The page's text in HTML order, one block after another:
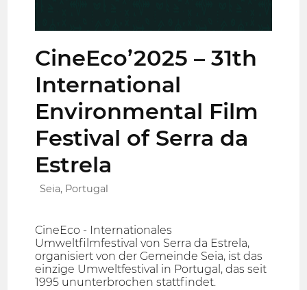
CineEco’2025 – 31th
International
Environmental Film
Festival of Serra da
Estrela
Seia, Portugal
CineEco - Internationales
Umweltfilmfestival von Serra da Estrela,
organisiert von der Gemeinde Seia, ist das
einzige Umweltfestival in Portugal, das seit
1995 ununterbrochen stattfindet.